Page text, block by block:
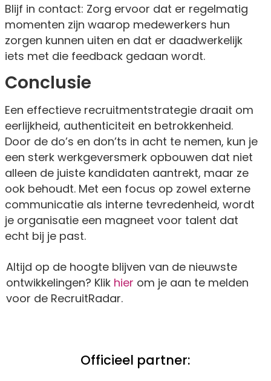
Blijf in contact: Zorg ervoor dat er regelmatig
momenten zijn waarop medewerkers hun
zorgen kunnen uiten en dat er daadwerkelijk
iets met die feedback gedaan wordt.
Conclusie
Een effectieve recruitmentstrategie draait om
eerlijkheid, authenticiteit en betrokkenheid.
Door de do’s en don’ts in acht te nemen, kun je
een sterk werkgeversmerk opbouwen dat niet
alleen de juiste kandidaten aantrekt, maar ze
ook behoudt. Met een focus op zowel externe
communicatie als interne tevredenheid, wordt
je organisatie een magneet voor talent dat
echt bij je past.
Altijd op de hoogte blijven van de nieuwste
ontwikkelingen? Klik hier om je aan te melden
voor de RecruitRadar.
Officieel partner: